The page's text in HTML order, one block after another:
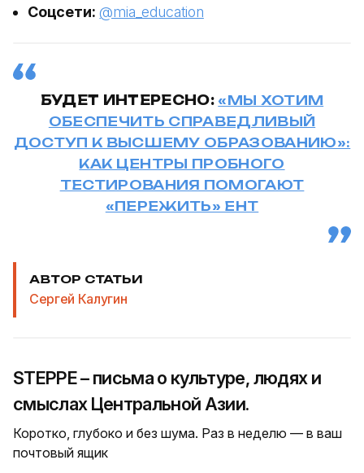
Соцсети: @mia_education
БУДЕТ ИНТЕРЕСНО: «МЫ ХОТИМ
ОБЕСПЕЧИТЬ СПРАВЕДЛИВЫЙ
ДОСТУП К ВЫСШЕМУ ОБРАЗОВАНИЮ»:
КАК ЦЕНТРЫ ПРОБНОГО
ТЕСТИРОВАНИЯ ПОМОГАЮТ
«ПЕРЕЖИТЬ» ЕНТ
АВТОР СТАТЬИ
Сергей Калугин
STEPPE – письма о культуре, людях и
смыслах Центральной Азии.
Коротко, глубоко и без шума. Раз в неделю — в ваш
почтовый ящик